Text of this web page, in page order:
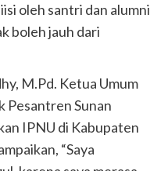
oleh santri dan alumni
boleh jauh dari
M.Pd. Ketua Umum
Pesantren Sunan
IPNU di Kabupaten
“Saya